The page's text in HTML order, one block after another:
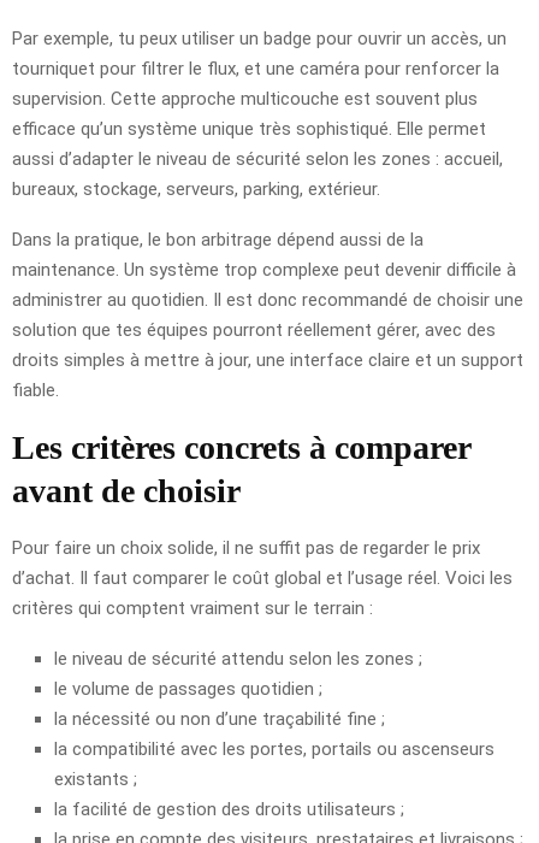
Par exemple, tu peux utiliser un badge pour ouvrir un accès, un
tourniquet pour filtrer le flux, et une caméra pour renforcer la
supervision. Cette approche multicouche est souvent plus
efficace qu’un système unique très sophistiqué. Elle permet
aussi d’adapter le niveau de sécurité selon les zones : accueil,
bureaux, stockage, serveurs, parking, extérieur.
Dans la pratique, le bon arbitrage dépend aussi de la
maintenance. Un système trop complexe peut devenir difficile à
administrer au quotidien. Il est donc recommandé de choisir une
solution que tes équipes pourront réellement gérer, avec des
droits simples à mettre à jour, une interface claire et un support
fiable.
Les critères concrets à comparer
avant de choisir
Pour faire un choix solide, il ne suffit pas de regarder le prix
d’achat. Il faut comparer le coût global et l’usage réel. Voici les
critères qui comptent vraiment sur le terrain :
le niveau de sécurité attendu selon les zones ;
le volume de passages quotidien ;
la nécessité ou non d’une traçabilité fine ;
la compatibilité avec les portes, portails ou ascenseurs
existants ;
la facilité de gestion des droits utilisateurs ;